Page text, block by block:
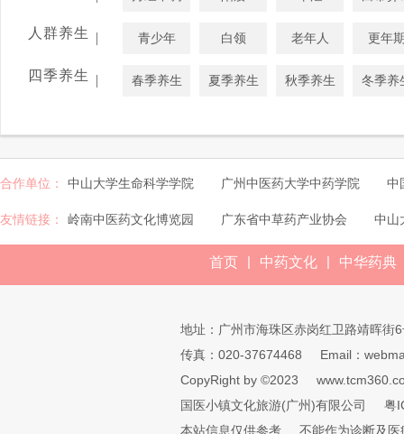
人群养生 | 青少年 白领 老年人 更年
四季养生 | 春季养生 夏季养生 秋季养生 冬季养
合作单位： 中山大学生命科学学院 广州中医药大学中药学院 中
友情链接： 岭南中医药文化博览园 广东省中草药产业协会 中山
首页 | 中药文化 | 中华药典
地址：广州市海珠区赤岗红卫路靖晖街
传真：020-37674468
Email：
CopyRight by ©2023
国医小镇文化旅游(广州)有限公司
粤
本站信息仅供参考
不能作为诊断及医